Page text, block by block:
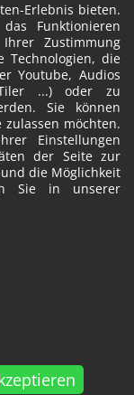
Erlebnis bieten.
Funktionieren
Zustimmung
Technologien, die
Youtube, Audios
...) oder zu
Sie können
zulassen möchten.
Einstellungen
der Seite zur
die Möglichkeit
Sie in unserer